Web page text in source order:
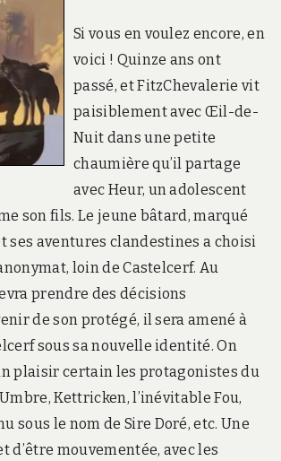
Si vous en voulez encore, en
voici ! Quinze ans ont
passé, et FitzChevalerie vit
paisiblement avec Œil-de-
Nuit dans une petite
chaumière qu’il partage
avec Heur, un adolescent
son fils. Le jeune bâtard, marqué
ses aventures clandestines a choisi
loin de Castelcerf. Au
prendre des décisions
de son protégé, il sera amené à
sous sa nouvelle identité. On
plaisir certain les protagonistes du
Kettricken, l’inévitable Fou,
sous le nom de Sire Doré, etc. Une
d’être mouvementée, avec les